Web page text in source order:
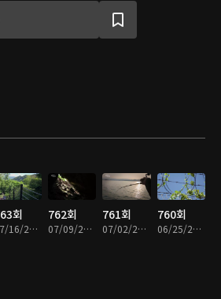
회
07/16/2026 • 49분
762회
07/09/2026 • 49분
761회
07/02/2026 • 49분
760회
06/25/2026 • 49분